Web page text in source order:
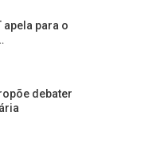
apela para o
debater